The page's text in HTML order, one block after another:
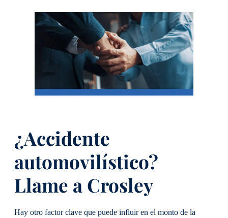
¿Accidente
automovilístico?
Llame a Crosley
Hay otro factor clave que puede influir en el monto de la